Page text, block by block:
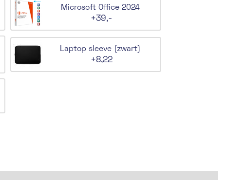
Microsoft Office 2024
+39,-
Laptop sleeve (zwart)
+8,22